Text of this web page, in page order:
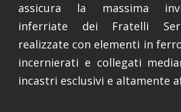
assicura la massima
inferriate dei Fratelli
realizzate con elementi in
incernierati e collegati
incastri esclusivi e altamente